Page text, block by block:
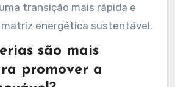
transição mais rápida e
matriz energética sustentável.
são mais
promover a